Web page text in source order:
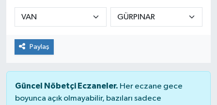
Paylaş
Güncel Nöbetçi Eczaneler. Her eczane gece
boyunca açık olmayabilir, bazıları sadece
Sağlık
Spor
Yaşam